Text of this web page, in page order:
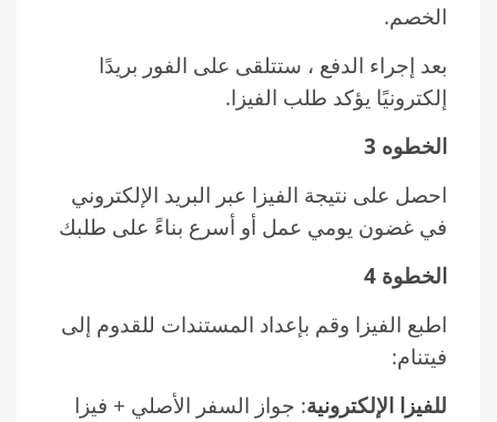
الخصم.
بعد إجراء الدفع ، ستتلقى على الفور بريدًا
إلكترونيًا يؤكد طلب الفيزا.
الخطوه 3
احصل على نتيجة الفيزا عبر البريد الإلكتروني
في غضون يومي عمل أو أسرع بناءً على طلبك
الخطوة 4
اطبع الفيزا وقم بإعداد المستندات للقدوم إلى
فيتنام:
للفيزا الإلكترونية: جواز السفر الأصلي + فيزا